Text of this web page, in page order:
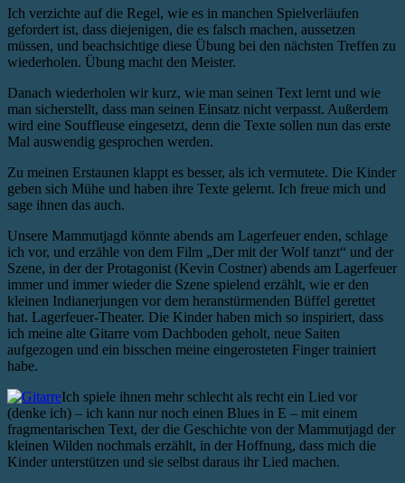
Ich verzichte auf die Regel, wie es in manchen Spielverläufen
gefordert ist, dass diejenigen, die es falsch machen, aussetzen
müssen, und beachsichtige diese Übung bei den nächsten Treffen zu
wiederholen. Übung macht den Meister.
Danach wiederholen wir kurz, wie man seinen Text lernt und wie
man sicherstellt, dass man seinen Einsatz nicht verpasst. Außerdem
wird eine Souffleuse eingesetzt, denn die Texte sollen nun das erste
Mal auswendig gesprochen werden.
Zu meinen Erstaunen klappt es besser, als ich vermutete. Die Kinder
geben sich Mühe und haben ihre Texte gelernt. Ich freue mich und
sage ihnen das auch.
Unsere Mammutjagd könnte abends am Lagerfeuer enden, schlage
ich vor, und erzähle von dem Film „Der mit der Wolf tanzt“ und der
Szene, in der der Protagonist (Kevin Costner) abends am Lagerfeuer
immer und immer wieder die Szene spielend erzählt, wie er den
kleinen Indianerjungen vor dem heranstürmenden Büffel gerettet
hat. Lagerfeuer-Theater. Die Kinder haben mich so inspiriert, dass
ich meine alte Gitarre vom Dachboden geholt, neue Saiten
aufgezogen und ein bisschen meine eingerosteten Finger trainiert
habe.
Ich spiele ihnen mehr schlecht als recht ein Lied vor
(denke ich) – ich kann nur noch einen Blues in E – mit einem
fragmentarischen Text, der die Geschichte von der Mammutjagd der
kleinen Wilden nochmals erzählt, in der Hoffnung, dass mich die
Kinder unterstützen und sie selbst daraus ihr Lied machen.